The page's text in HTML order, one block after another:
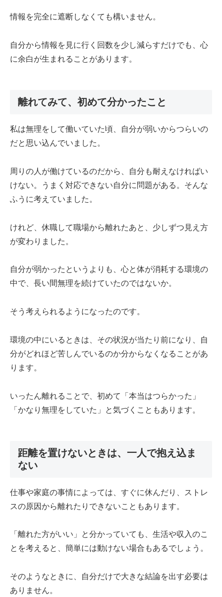
情報を完全に遮断しなくても構いません。
自分から情報を見に行く回数を少し減らすだけでも、心
に余白が生まれることがあります。
離れてみて、初めて分かったこと
私は無理をして働いていた頃、自分が弱いからつらいの
だと思い込んでいました。
周りの人が働けているのだから、自分も耐えなければい
けない。うまく対応できない自分に問題がある。そんな
ふうに考えていました。
けれど、休職して職場から離れたあと、少しずつ見え方
が変わりました。
自分が弱かったというよりも、心と体が消耗する環境の
中で、長い間無理を続けていたのではないか。
そう考えられるようになったのです。
環境の中にいるときは、その状況が当たり前になり、自
分がどれほど苦しんでいるのか分からなくなることがあ
ります。
いったん離れることで、初めて「本当はつらかった」
「かなり無理をしていた」と気づくこともあります。
距離を置けないときは、一人で抱え込ま
ない
仕事や家庭の事情によっては、すぐに休んだり、ストレ
スの原因から離れたりできないこともあります。
「離れた方がいい」と分かっていても、生活や収入のこ
とを考えると、簡単には動けない場合もあるでしょう。
そのようなときに、自分だけで大きな結論を出す必要は
ありません。